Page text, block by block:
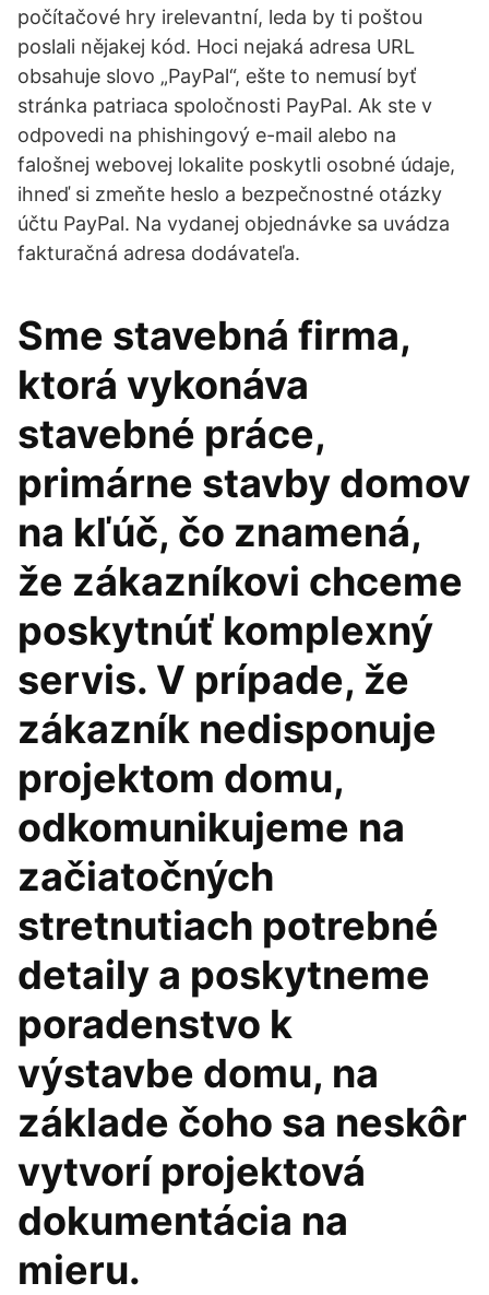
počítačové hry irelevantní, leda by ti poštou
poslali nějakej kód. Hoci nejaká adresa URL
obsahuje slovo „PayPal“, ešte to nemusí byť
stránka patriaca spoločnosti PayPal. Ak ste v
odpovedi na phishingový e-mail alebo na
falošnej webovej lokalite poskytli osobné údaje,
ihneď si zmeňte heslo a bezpečnostné otázky
účtu PayPal. Na vydanej objednávke sa uvádza
fakturačná adresa dodávateľa.
Sme stavebná firma,
ktorá vykonáva
stavebné práce,
primárne stavby domov
na kľúč, čo znamená,
že zákazníkovi chceme
poskytnúť komplexný
servis. V prípade, že
zákazník nedisponuje
projektom domu,
odkomunikujeme na
začiatočných
stretnutiach potrebné
detaily a poskytneme
poradenstvo k
výstavbe domu, na
základe čoho sa neskôr
vytvorí projektová
dokumentácia na
mieru.